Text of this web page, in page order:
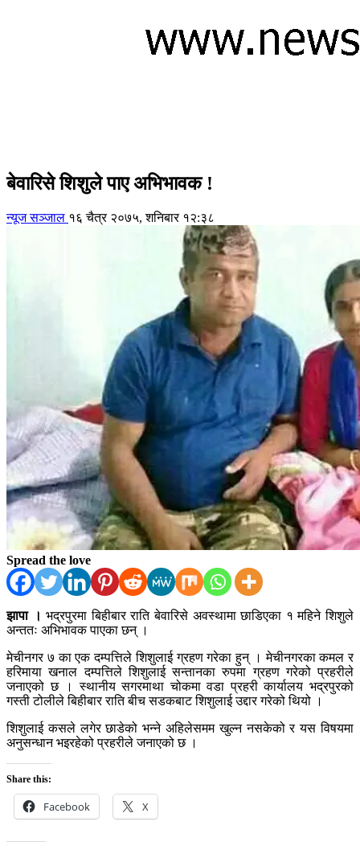
बेवारिसे शिशुले पाए अभिभावक !
न्यूज सञ्जाल १६ चैत्र २०७५, शनिबार १२:३८
Spread the love
झापा । भद्रपुरमा बिहीबार राति बेवारिसे अवस्थामा छाडिएका १ महिने शिशुले
अन्ततः अभिभावक पाएका छन् ।
मेचीनगर ७ का एक दम्पत्तिले शिशुलाई ग्रहण गरेका हुन् । मेचीनगरका कमल र
हरिमाया खनाल दम्पत्तिले शिशुलाई सन्तानका रुपमा ग्रहण गरेको प्रहरीले
जनाएको छ । स्थानीय सगरमाथा चोकमा वडा प्रहरी कार्यालय भद्रपुरको
गस्ती टोलीले बिहीबार राति बीच सडकबाट शिशुलाई उद्दार गरेको थियो ।
शिशुलाई कसले लगेर छाडेको भन्ने अहिलेसमम खुल्न नसकेको र यस विषयमा
अनुसन्धान भइरहेको प्रहरीले जनाएको छ ।
Share this:
Facebook X